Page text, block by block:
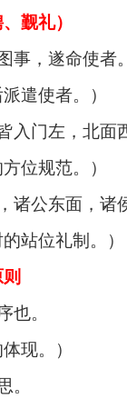
觐礼）
事，遂命使者
遣使者。）
入门左，北面
位规范。）
诸公东面，诸
站位礼制。）
也。
现。）
。